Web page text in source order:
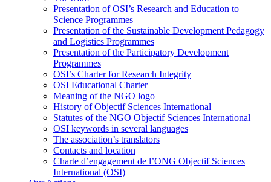
Presentation of OSI’s Research and Education to
Science Programmes
Presentation of the Sustainable Development Pedagogy
and Logistics Programmes
Presentation of the Participatory Development
Programmes
OSI’s Charter for Research Integrity
OSI Educational Charter
Meaning of the NGO logo
History of Objectif Sciences International
Statutes of the NGO Objectif Sciences International
OSI keywords in several languages
The association’s translators
Contacts and location
Charte d’engagement de l’ONG Objectif Sciences
International (OSI)